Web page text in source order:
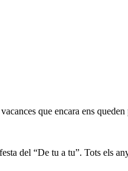
que encara ens
del “De tu a tu”. Tots els